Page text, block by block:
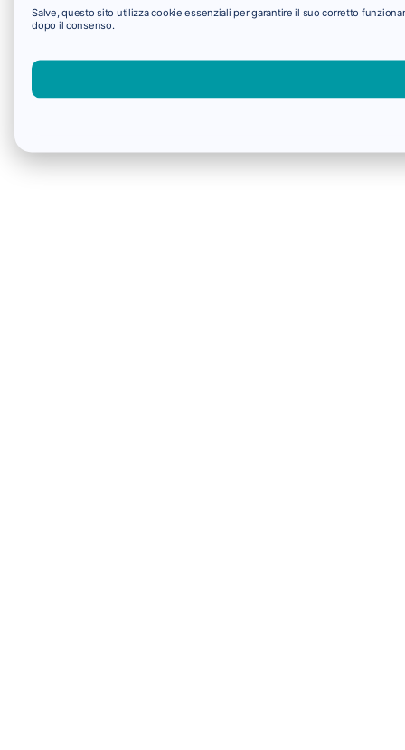
Salve, questo sito utilizza cookie essenziali per garantire il suo corretto
dopo il consenso.